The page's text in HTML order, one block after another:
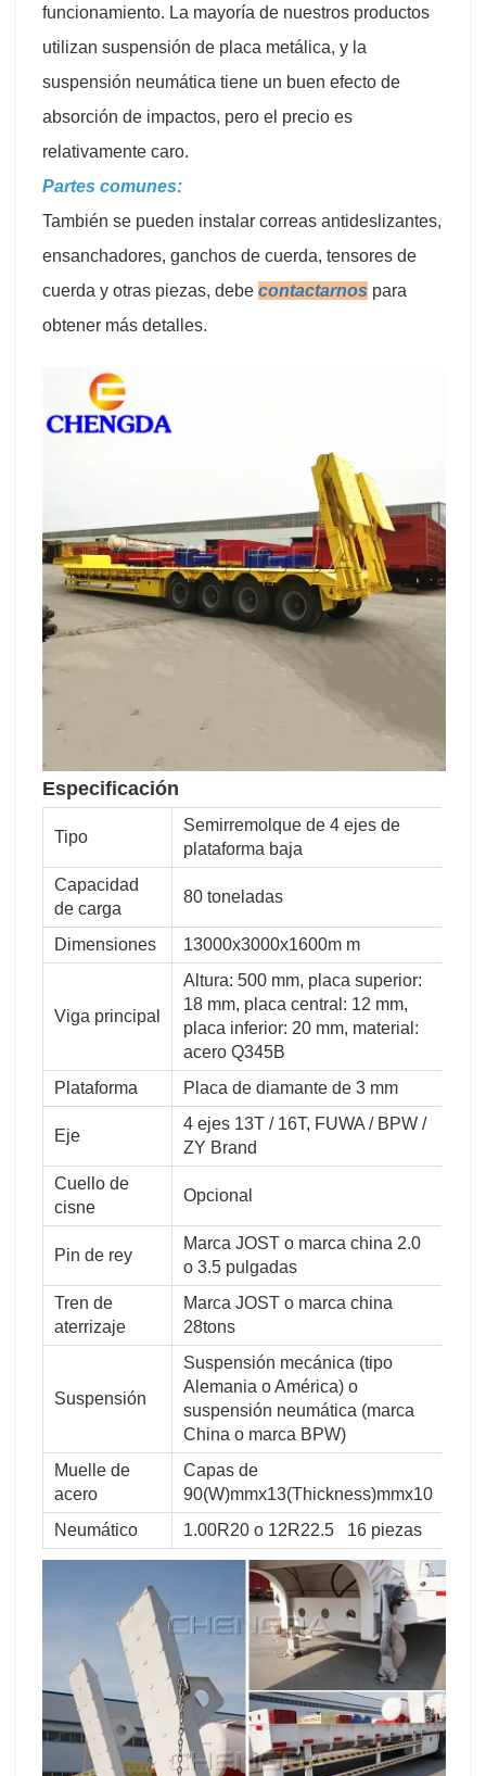
funcionamiento. La mayoría de nuestros productos
utilizan suspensión de placa metálica, y la
suspensión neumática tiene un buen efecto de
absorción de impactos, pero el precio es
relativamente caro.
Partes comunes:
También se pueden instalar correas antideslizantes,
ensanchadores, ganchos de cuerda, tensores de
cuerda y otras piezas, debe contactarnos para
obtener más detalles.
Especificación
Tipo
Semirremolque de 4 ejes de
plataforma baja
Capacidad
de carga
80 toneladas
Dimensiones 13000x3000x1600m m
Viga principal
Altura: 500 mm, placa superior:
18 mm, placa central: 12 mm,
placa inferior: 20 mm, material:
acero Q345B
Plataforma
Placa de diamante de 3 mm
Eje
4 ejes 13T / 16T, FUWA / BPW /
ZY Brand
Cuello de
cisne
Opcional
Pin de rey
Marca JOST o marca china 2.0
o 3.5 pulgadas
Tren de
aterrizaje
Marca JOST o marca china
28tons
Suspensión
Suspensión mecánica (tipo
Alemania o América) o
suspensión neumática (marca
China o marca BPW)
Muelle de
acero
Capas de
90(W)mmx13(Thickness)mmx10
Neumático
1.00R20 o 12R22.5 16 piezas